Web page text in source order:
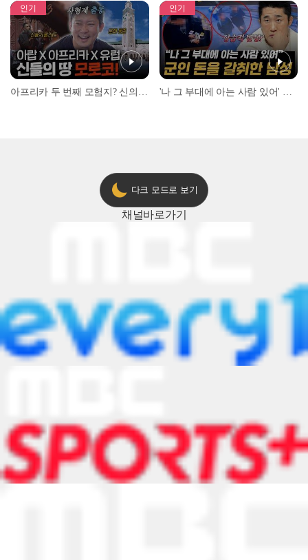
인기 인기
다크 모드로 보기
채널바로가기